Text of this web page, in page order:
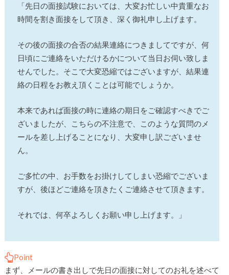
「先日の面接試験においては、大変お忙しい中貴重なお
時間を割き面接をして頂き、深く御礼申し上げます。
その後の面接の合否の結果連絡につきましてですが、何
日頃にご連絡をいただけるかについて当日お伺い致しま
せんでした。そこで大変恐縮ではございますが、結果連
絡の日程をお教え頂くことは可能でしょうか。
本来であれば面接の時に連絡の期日をご確認すべきでご
ざいましたが、こちらの不注意で、このような質問のメ
ールを差し上げることになり、大変申し訳ございませ
ん。
ご多忙の中、お手数をお掛けしてしまい恐縮でございま
すが、後ほどご連絡を頂きたくご連絡させて頂きます。
それでは、何卒よろしくお願い申し上げます。」
Point
まず、メールの書き出しで先日の面接に対してのお礼を述べて